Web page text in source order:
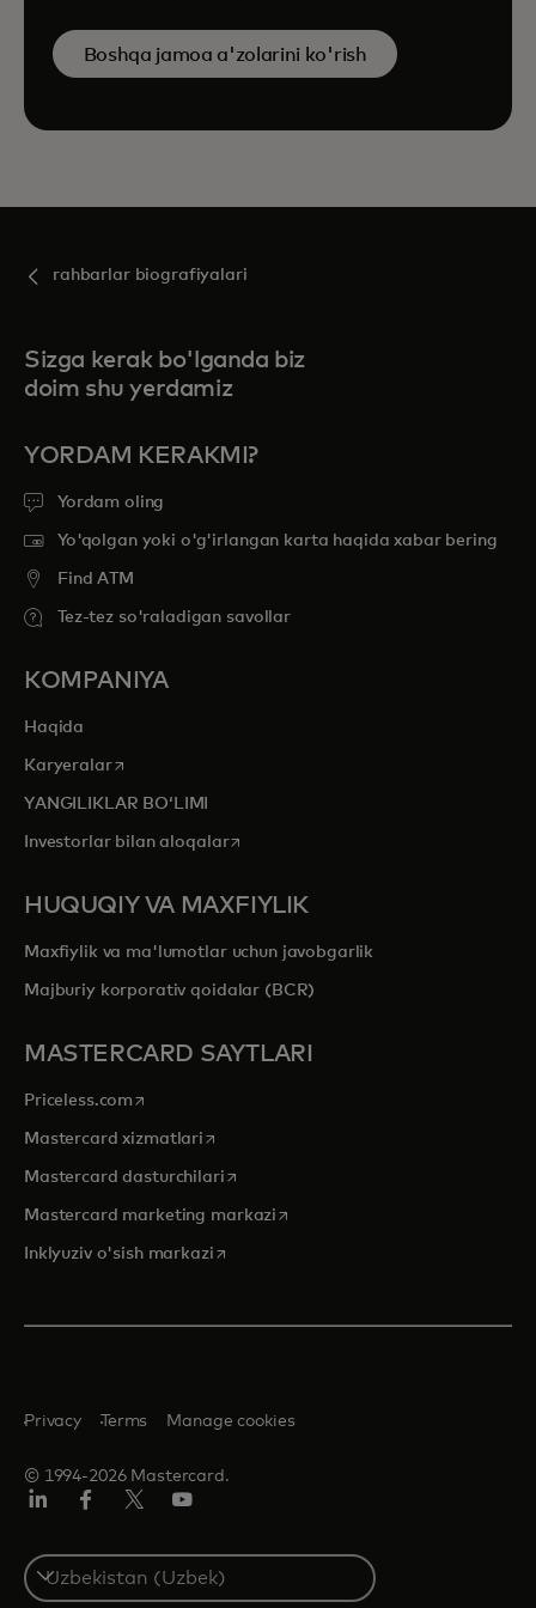
Boshqa jamoa a'zolarini ko'rish
rahbarlar biografiyalari
Sizga kerak bo'lganda biz
doim shu yerdamiz
YORDAM KERAKMI?
Yordam oling
Yo'qolgan yoki o'g'irlangan karta haqida xabar bering
Find ATM
Tez-tez so'raladigan savollar
KOMPANIYA
Haqida
Karyeralaropens in a new tab
YANGILIKLAR BOʻLIMI
Investorlar bilan aloqalaropens in a new tab
HUQUQIY VA MAXFIYLIK
Maxfiylik va ma'lumotlar uchun javobgarlik
Majburiy korporativ qoidalar (BCR)
MASTERCARD SAYTLARI
Priceless.com opens in a new tab
Mastercard xizmatlari opens in a new tab
Mastercard dasturchilariopens in a new tab
Mastercard marketing markazi opens in a new tab
Inklyuziv o'sish markaziopens in a new tab
© 1994-2026 Mastercard.
Privacy Terms Manage cookies
Select
a
country